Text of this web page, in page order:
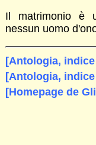
Il matrimonio è
nessun uomo
[Antologia,
[Antologia,
[Homepage de